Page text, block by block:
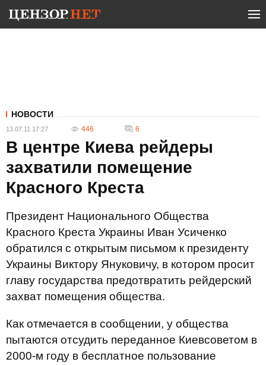
НОВОСТИ
13.07.11 17:27 446 6
В центре Киева рейдеры
захватили помещение
Красного Креста
Президент Национального Общества
Красного Креста Украины Иван Усиченко
обратился с открытым письмом к президенту
Украины Виктору Януковичу, в котором просит
главу государства предотвратить рейдерский
захват помещения общества.
Как отмечается в сообщении, у общества
пытаются отсудить переданное Киевсоветом в
2000-м году в бесплатное пользование